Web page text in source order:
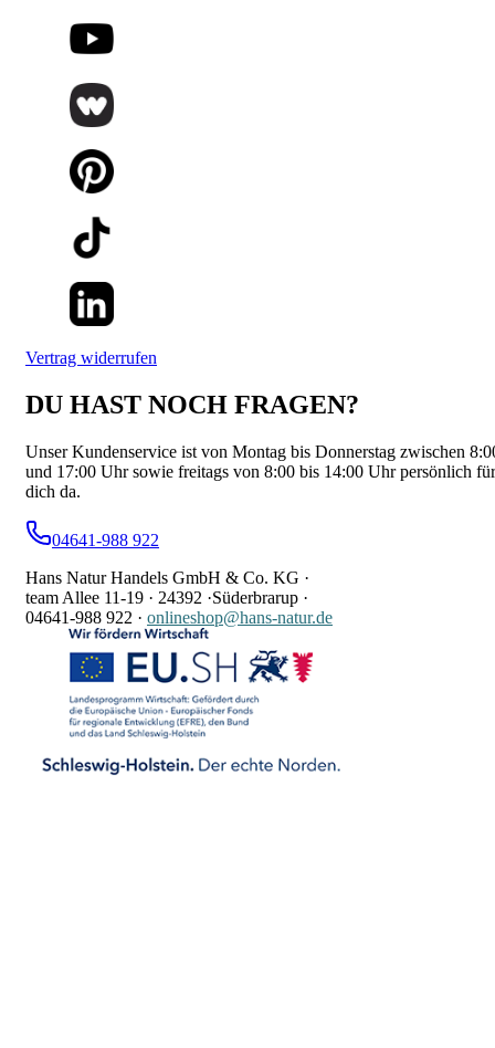
Vertrag widerrufen
DU HAST NOCH FRAGEN?
Unser Kundenservice ist von Montag bis Donnerstag zwischen
und 17:00 Uhr sowie freitags von 8:00 bis 14:00 Uhr persönlich für
dich da.
04641-988 922
Hans Natur Handels GmbH & Co. KG ·
team Allee 11-19 · 24392 ·Süderbrarup ·
04641-988 922 · onlineshop@hans-natur.de